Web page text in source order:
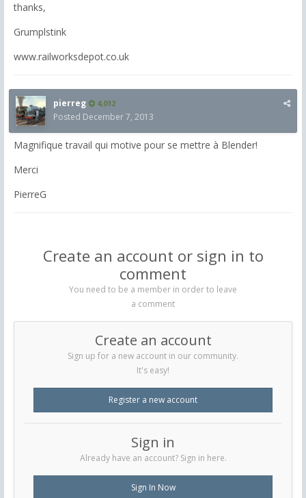
thanks,
Grumplstink
www.railworksdepot.co.uk
pierreg 4,012
Posted December 7, 2013
Magnifique travail qui motive pour se mettre à Blender!
Merci
PierreG
Create an account or sign in to
comment
You need to be a member in order to leave
a comment
Create an account
Sign up for a new account in our community.
It's easy!
Register a new account
Sign in
Already have an account? Sign in here.
Sign In Now